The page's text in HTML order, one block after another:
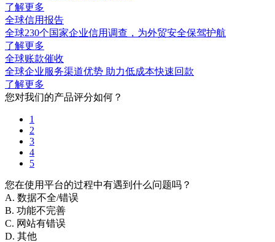
了解更多
全球信用报告
全球230个国家企业信用调查，为外贸安全保驾护航
了解更多
全球账款催收
全球企业服务渠道优势 助力低成本快速回款
了解更多
您对我们的产品评分如何？
1
2
3
4
5
您在使用平台的过程中有遇到什么问题吗？
A. 数据不全/错误
B. 功能不完善
C. 网站有错误
D. 其他